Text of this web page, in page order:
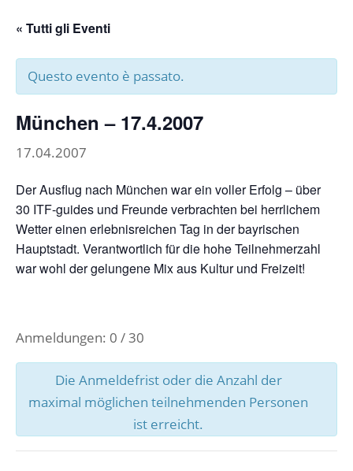
« Tutti gli Eventi
Questo evento è passato.
München – 17.4.2007
17.04.2007
Der Ausflug nach München war ein voller Erfolg – über
30 ITF-guides und Freunde verbrachten bei herrlichem
Wetter einen erlebnisreichen Tag in der bayrischen
Hauptstadt. Verantwortlich für die hohe Teilnehmerzahl
war wohl der gelungene Mix aus Kultur und Freizeit!
Anmeldungen: 0 / 30
Die Anmeldefrist oder die Anzahl der
maximal möglichen teilnehmenden Personen
ist erreicht.